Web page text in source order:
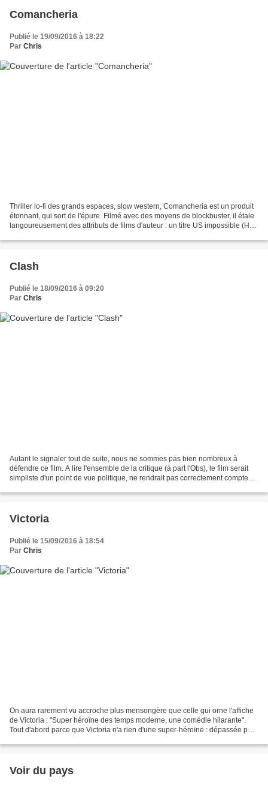
Comancheria
Publié le 19/09/2016 à 18:22
Par Chris
Thriller lo-fi des grands espaces, slow western, Comancheria est un produit
étonnant, qui sort de l'épure. Filmé avec des moyens de blockbuster, il étale
langoureusement des attributs de films d'auteur : un titre US impossible (Hell
Clash
Publié le 18/09/2016 à 09:20
Par Chris
Autant le signaler tout de suite, nous ne sommes pas bien nombreux à
défendre ce film. A lire l'ensemble de la critique (à part l'Obs), le film serait
simpliste d'un point de vue politique, ne rendrait pas correctement compte
Victoria
Publié le 15/09/2016 à 18:54
Par Chris
On aura rarement vu accroche plus mensongère que celle qui orne l'affiche
de Victoria : "Super héroïne des temps moderne, une comédie hilarante".
Tout d'abord parce que Victoria n'a rien d'une super-héroïne : dépassée par
Voir du pays